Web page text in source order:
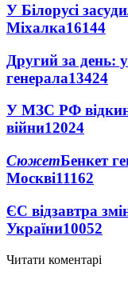
У Білорусі
Міхалка16144
Другий за день:
генерала13424
У МЗС РФ
війни12024
СюжетБенкет
Москві11162
ЄС відзавтра
України10052
Читати коментарі